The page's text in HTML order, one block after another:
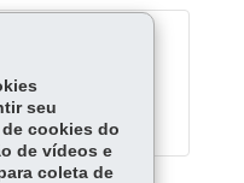
para a cultura da
seu
cookies do
de vídeos e
coleta de